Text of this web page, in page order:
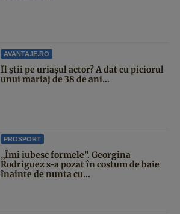
AVANTAJE.RO
Îl știi pe uriașul actor? A dat cu piciorul
unui mariaj de 38 de ani...
PROSPORT
„Îmi iubesc formele”. Georgina
Rodriguez s-a pozat în costum de baie
înainte de nunta cu...